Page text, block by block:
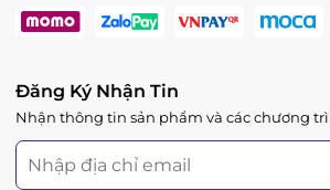
Đăng Ký Nhận Tin
Nhận thông tin sản phẩm và các chương